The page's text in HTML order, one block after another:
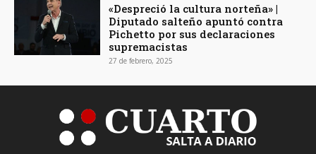
«Despreció la cultura norteña» |
Diputado salteño apuntó contra
Pichetto por sus declaraciones
supremacistas
27 de febrero, 2025